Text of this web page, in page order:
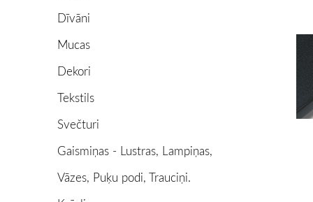
Dīvāni
Mucas
Dekori
Tekstils
Svečturi
Gaismiņas - Lustras, Lampiņas,
Vāzes, Puķu podi, Trauciņi.